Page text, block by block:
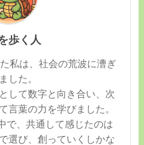
歩く人
私は、社会の荒波に漕ぎ
した。
して数字と向き合い、次
言葉の力を学びました。
で、共通して感じたのは
選び、創っていくしかな